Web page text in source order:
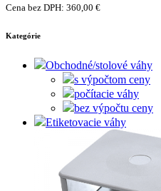
Cena bez DPH: 360,00 €
Kategórie
Obchodné/stolové váhy
s výpočtom ceny
počítacie váhy
bez výpočtu ceny
Etiketovacie váhy